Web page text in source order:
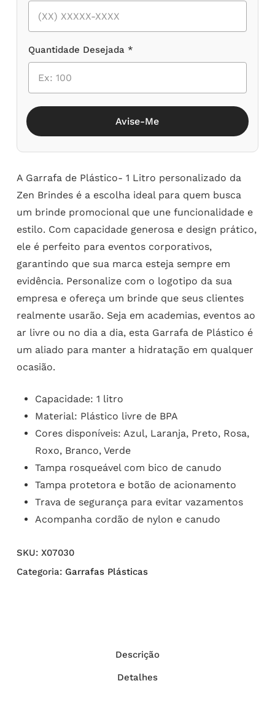
Quantidade Desejada *
Avise-Me
A Garrafa de Plástico- 1 Litro personalizado da
Zen Brindes é a escolha ideal para quem busca
um brinde promocional que une funcionalidade e
estilo. Com capacidade generosa e design prático,
ele é perfeito para eventos corporativos,
garantindo que sua marca esteja sempre em
evidência. Personalize com o logotipo da sua
empresa e ofereça um brinde que seus clientes
realmente usarão. Seja em academias, eventos ao
ar livre ou no dia a dia, esta Garrafa de Plástico é
um aliado para manter a hidratação em qualquer
ocasião.
Capacidade: 1 litro
Material: Plástico livre de BPA
Cores disponíveis: Azul, Laranja, Preto, Rosa,
Roxo, Branco, Verde
Tampa rosqueável com bico de canudo
Tampa protetora e botão de acionamento
Trava de segurança para evitar vazamentos
Acompanha cordão de nylon e canudo
SKU: X07030
Categoria: Garrafas Plásticas
Descrição
Detalhes